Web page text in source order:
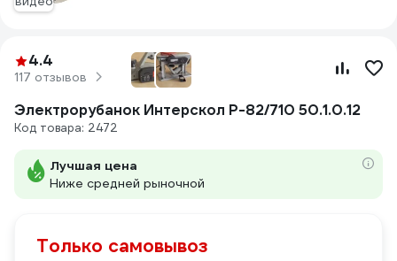
4.4
117 отзывов
Электрорубанок Интерскол Р-82/710 50.1.0.12
Код товара: 2472
Лучшая цена
Ниже средней рыночной
Только самовывоз